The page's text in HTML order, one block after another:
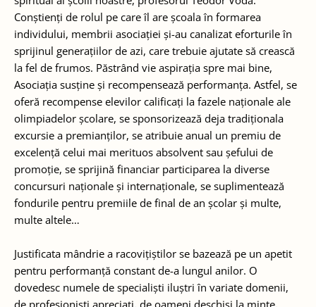
Conștienți de rolul pe care îl are școala în formarea
individului, membrii asociației și-au canalizat eforturile în
sprijinul generațiilor de azi, care trebuie ajutate să crească
la fel de frumos. Păstrând vie aspirația spre mai bine,
Asociația susține și recompensează performanța. Astfel, se
oferă recompense elevilor calificați la fazele naționale ale
olimpiadelor școlare, se sponsorizează deja tradiționala
excursie a premianților, se atribuie anual un premiu de
excelență celui mai merituos absolvent sau șefului de
promoție, se sprijină financiar participarea la diverse
concursuri naționale și internaționale, se suplimentează
fondurile pentru premiile de final de an școlar și multe,
multe altele…
Justificata mândrie a racovițiștilor se bazează pe un apetit
pentru performanță constant de-a lungul anilor. O
dovedesc numele de specialiști iluștri în variate domenii,
de profesioniști apreciați, de oameni deschiși la minte,